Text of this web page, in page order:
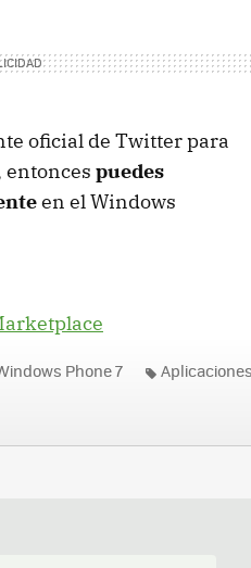
oficial de Twitter para
entonces puedes
en el Windows
Phone 7